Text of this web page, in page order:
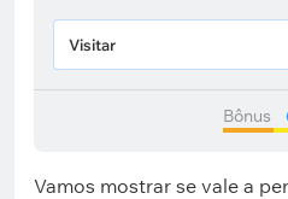
Bônus
Visitar
Vamos mostrar se vale a